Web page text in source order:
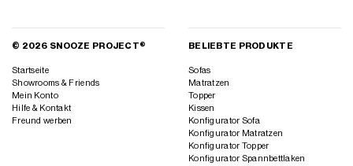
© 2026 SNOOZE PROJECT®
Startseite
Showrooms & Friends
Mein Konto
Hilfe & Kontakt
Freund werben
BELIEBTE PRODUKTE
Sofas
Matratzen
Topper
Kissen
Konfigurator Sofa
Konfigurator Matratzen
Konfigurator Topper
Konfigurator Spannbettlaken